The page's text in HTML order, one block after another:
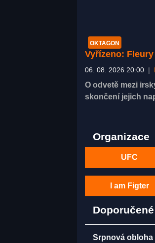
OKTAGON
Vyřízeno:
06. 08. 2026 20:00 |
O odvetě mezi
skončení jejich
Organizace
UFC
I am Figter
Srpnová obloha